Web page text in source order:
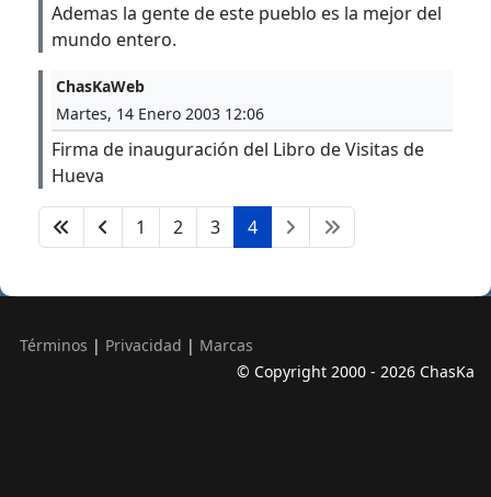
Ademas la gente de este pueblo es la mejor del
mundo entero.
ChasKaWeb
Martes, 14 Enero 2003 12:06
Firma de inauguración del Libro de Visitas de
Hueva
1 2 3 4
Términos | Privacidad | Marcas
© Copyright 2000 - 2026 ChasKa